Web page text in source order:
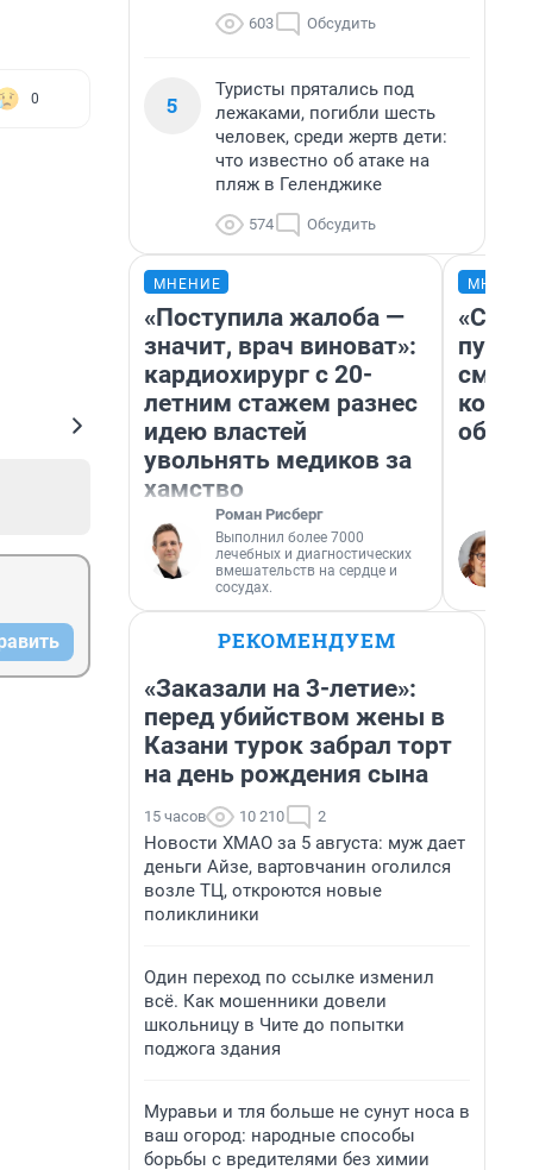
0
603 Обсудить
5
Туристы прятались под
лежаками, погибли шесть
человек, среди жертв дети:
что известно об атаке на
пляж в Геленджике
574 Обсудить
МНЕНИЕ
«Поступила жалоба —
значит, врач виноват»:
кардиохирург с 20-
летним стажем разнес
идею властей
увольнять медиков за
хамство
Роман Рисберг
Выполнил более 7000
лечебных и диагностических
вмешательств на сердце и
сосудах.
РЕКОМЕНДУЕМ
«Заказали на 3-летие»:
перед убийством жены в
Казани турок забрал торт
на день рождения сына
15 часов 10 210 2
Новости ХМАО за 5 августа: муж дает
деньги Айзе, вартовчанин оголился
возле ТЦ, откроются новые
поликлиники
Один переход по ссылке изменил
всё. Как мошенники довели
школьницу в Чите до попытки
поджога здания
Муравьи и тля больше не сунут носа в
ваш огород: народные способы
борьбы с вредителями без химии